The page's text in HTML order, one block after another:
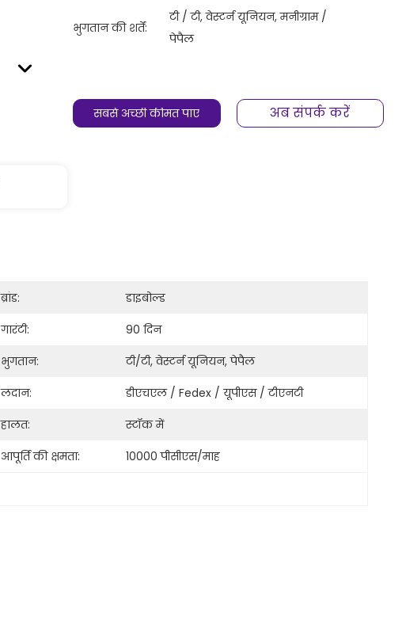
भुगतान की शर्तें:
टी / टी, वेस्टर्न यूनियन, मनीग्राम /
पेपैल
सबसे अच्छी कीमत पाएं अब संपर्क करें
ब्रांड:
डाइबोल्ड
गारंटी:
90 दिन
भुगतान:
टी/टी, वेस्टर्न यूनियन, पेपैल
लदान:
डीएचएल / Fedex / यूपीएस / टीएनटी
हालत:
स्टॉक में
आपूर्ति की क्षमता: 10000 पीसीएस/माह